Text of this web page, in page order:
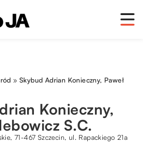
»Skybud Adrian Konieczny, Paweł
Konieczny,
S.C.
71-467 Szczecin, ul. Rapackiego 21a